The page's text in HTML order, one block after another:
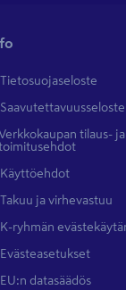
Tietosuojaseloste
Saavutettavuusseloste
tilaus- ja
Käyttöehdot
Takuu ja virhevastuu
K-ryhmän
Evästeasetukset
EU:n datasäädös